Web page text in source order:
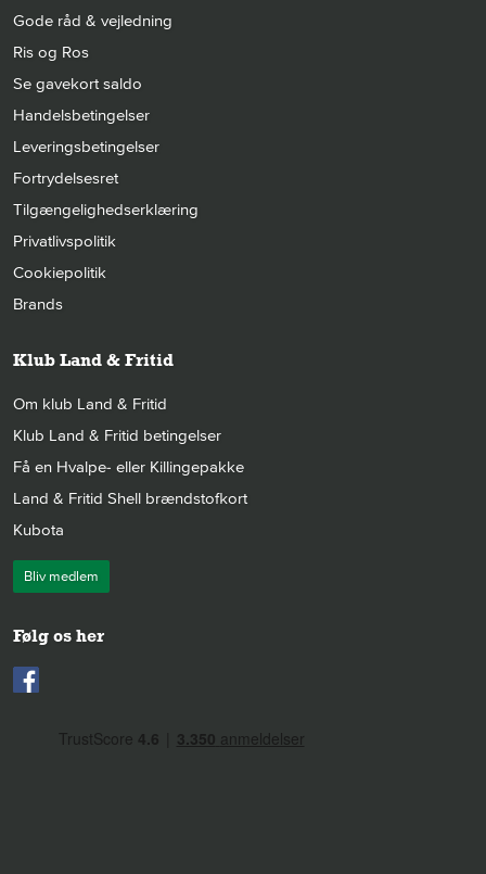
Gode råd & vejledning
Ris og Ros
Se gavekort saldo
Handelsbetingelser
Leveringsbetingelser
Fortrydelsesret
Tilgængelighedserklæring
Privatlivspolitik
Cookiepolitik
Brands
Klub Land & Fritid
Om klub Land & Fritid
Klub Land & Fritid betingelser
Få en Hvalpe- eller Killingepakke
Land & Fritid Shell brændstofkort
Kubota
Bliv medlem
Følg os her